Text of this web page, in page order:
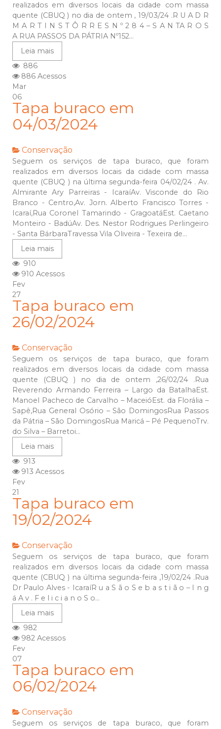
realizados em diversos locais da cidade com massa
quente (CBUQ ) no dia de ontem , 19/03/24 .R U A D R
M A R T I N S T Ô R R E S N º 2 8 4 – S A N TA R O S
A RUA PASSOS DA PÁTRIA Nº152...
Leia mais
886
886 Acessos
Mar
06
Tapa buraco em
04/03/2024
Conservação
Seguem os serviços de tapa buraco, que foram
realizados em diversos locais da cidade com massa
quente (CBUQ ) na última segunda-feira 04/02/24 . Av.
Almirante Ary Parreiras - IcaraíAv. Visconde do Rio
Branco - Centro,Av. Jorn. Alberto Francisco Torres -
Icaraí,Rua Coronel Tamarindo - GragoatáEst. Caetano
Monteiro - BadúAv. Des. Nestor Rodrigues Perlingeiro
- Santa BárbaraTravessa Vila Oliveira - Texeira de...
Leia mais
910
910 Acessos
Fev
27
Tapa buraco em
26/02/2024
Conservação
Seguem os serviços de tapa buraco, que foram
realizados em diversos locais da cidade com massa
quente (CBUQ ) no dia de ontem ,26/02/24 .Rua
Reverendo Armando Ferreira – Largo da BatalhaEst.
Manoel Pacheco de Carvalho – MaceióEst. da Florália –
Sapê,Rua General Osório – São DomingosRua Passos
da Pátria – São DomingosRua Maricá – Pé PequenoTrv.
do Silva – Barretoi...
Leia mais
913
913 Acessos
Fev
21
Tapa buraco em
19/02/2024
Conservação
Seguem os serviços de tapa buraco, que foram
realizados em diversos locais da cidade com massa
quente (CBUQ ) na última segunda-feira ,19/02/24 .Rua
Dr Paulo Alves - IcaraíR u a S ã o S e b a s t i ã o – I n g
á A v . F e l i c i a n o S o...
Leia mais
982
982 Acessos
Fev
07
Tapa buraco em
06/02/2024
Conservação
Seguem os serviços de tapa buraco, que foram